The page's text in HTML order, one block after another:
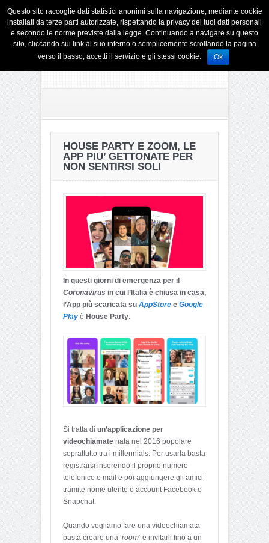
HOUSE PARTY E ZOOM, LE
APP PIU’ GETTONATE PER
NON SENTIRSI SOLI
In questi giorni di emergenza per il
Coronavirus in cui l’Italia è chiusa in casa,
l’App più scaricata su AppStore e Google
Play è House Party.
Si tratta di un’applicazione per
videochiamate nata nel 2016 popolare
soprattutto tra i millennials. Per usarla basta
registrarsi inserendo il proprio numero
telefonico e mail e poi aggiungere gli amici
tramite nome utente o account Facebook o
Snapchat.
Quando vogliamo fare una videochiamata
basta creare una ‘room‘ e invitarli fino a un
Questo sito raccoglie dati statistici anonimi sulla navigazione, mediante cookie
installati da terze parti autorizzate, rispettando la privacy dei tuoi dati personali
e secondo le norme previste dalla legge. Continuando a navigare su questo
sito, cliccando sui link al suo interno o semplicemente scrollando la pagina
verso il basso, accetti il servizio e gli stessi cookie.
Ok